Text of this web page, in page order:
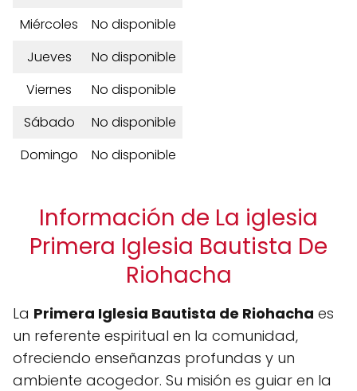
Miércoles
No disponible
Jueves
No disponible
Viernes
No disponible
Sábado
No disponible
Domingo
No disponible
Información de La iglesia
Primera Iglesia Bautista De
Riohacha
La Primera Iglesia Bautista de Riohacha es
un referente espiritual en la comunidad,
ofreciendo enseñanzas profundas y un
ambiente acogedor. Su misión es guiar en la